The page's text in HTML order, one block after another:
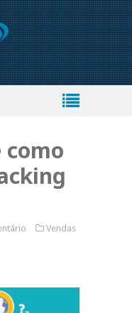
como
Vendas